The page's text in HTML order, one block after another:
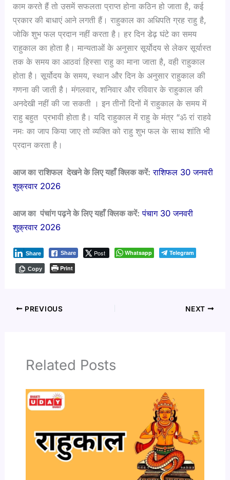
काम करते हैं तो उसमें सफलता प्राप्त होना कठिन हो जाता है, कई
प्रकार की बाधाएं आने लगती हैं। राहुकाल का अधिपति ग्रह राहु है,
जोकि शुभ फल प्रदान नहीं करता है। हर दिन डेढ़ घंटे का समय
राहुकाल का होता है। मान्यताओं के अनुसार सूर्योदय से लेकर सूर्यास्त
तक के समय का आठवां हिस्सा राहु का माना जाता है, वही राहुकाल
होता है। सूर्योदय के समय, स्थान और दिन के अनुसार राहुकाल की
गणना की जाती है। मंगलवार, शनिवार और रविवार के राहुकाल की
अनदेखी नहीं की जा सकती । इन तीनों दिनों में राहुकाल के समय में
राहु बहुत प्रभावी होता है। यदि राहुकाल में राहु के मंत्र “ॐ रां राहवे
नमः का जाप किया जाए तो व्यक्ति को राहु शुभ फल के साथ शांति भी
प्रदान करता है।
आज का राशिफल देखने के लिए यहाँ क्लिक करें: राशिफल 30 जनवरी
शुक्रवार 2026
आज का पंचांग पढ़ने के लिए यहाँ क्लिक करें: पंचाग 30 जनवरी
शुक्रवार 2026
Share Post
Share Whatsapp Telegram
Copy Print
PREVIOUS NEXT
Related Posts